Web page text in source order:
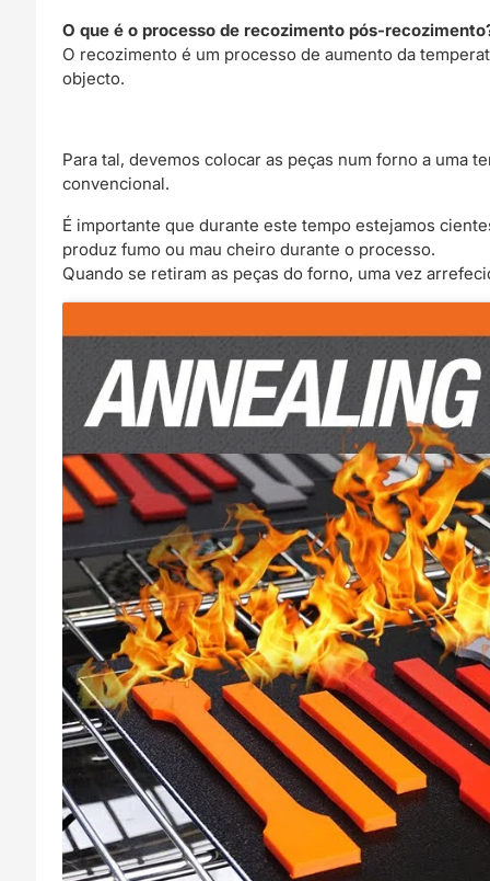
O que é o processo de recozimento pós-
O recozimento é um processo de aumento da
objecto.
Para tal, devemos colocar as peças num forno a uma
convencional.
É importante que durante este tempo estejamos
produz fumo ou mau cheiro durante o processo.
Quando se retiram as peças do forno, uma vez